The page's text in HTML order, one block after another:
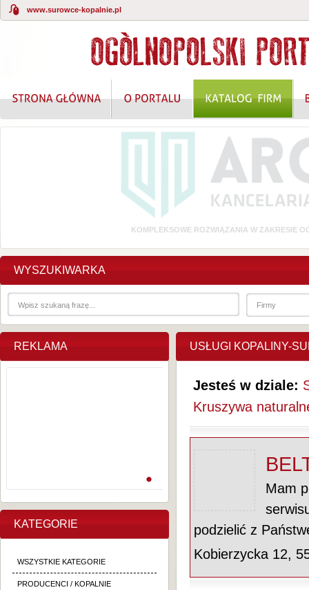
www.surowce-kopalnie.pl
KOMPLEKSOWE ROZWIĄZANIA W ZAKRESIE
WYSZUKIWARKA
REKLAMA
KATEGORIE
WSZYSTKIE KATEGORIE
PRODUCENCI / KOPALNIE
USŁUGI KOPALINY-
Jesteś w dziale:
Kruszywa
Mam
podzielić z
Kobierzycka 12,